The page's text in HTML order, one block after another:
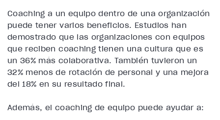
Coaching a un equipo dentro de una organización
puede tener varios beneficios. Estudios han
demostrado que las organizaciones con equipos
que reciben coaching tienen una cultura que es
un 36% más colaborativa. También tuvieron un
32% menos de rotación de personal y una mejora
del 18% en su resultado final.
Además, el coaching de equipo puede ayudar a: